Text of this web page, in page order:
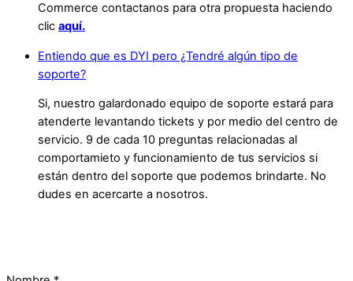
Commerce contactanos para otra propuesta haciendo
clic aquí.
Entiendo que es DYI pero ¿Tendré algún tipo de
soporte?
Si, nuestro galardonado equipo de soporte estará para
atenderte levantando tickets y por medio del centro de
servicio. 9 de cada 10 preguntas relacionadas al
comportamieto y funcionamiento de tus servicios si
están dentro del soporte que podemos brindarte. No
dudes en acercarte a nosotros.